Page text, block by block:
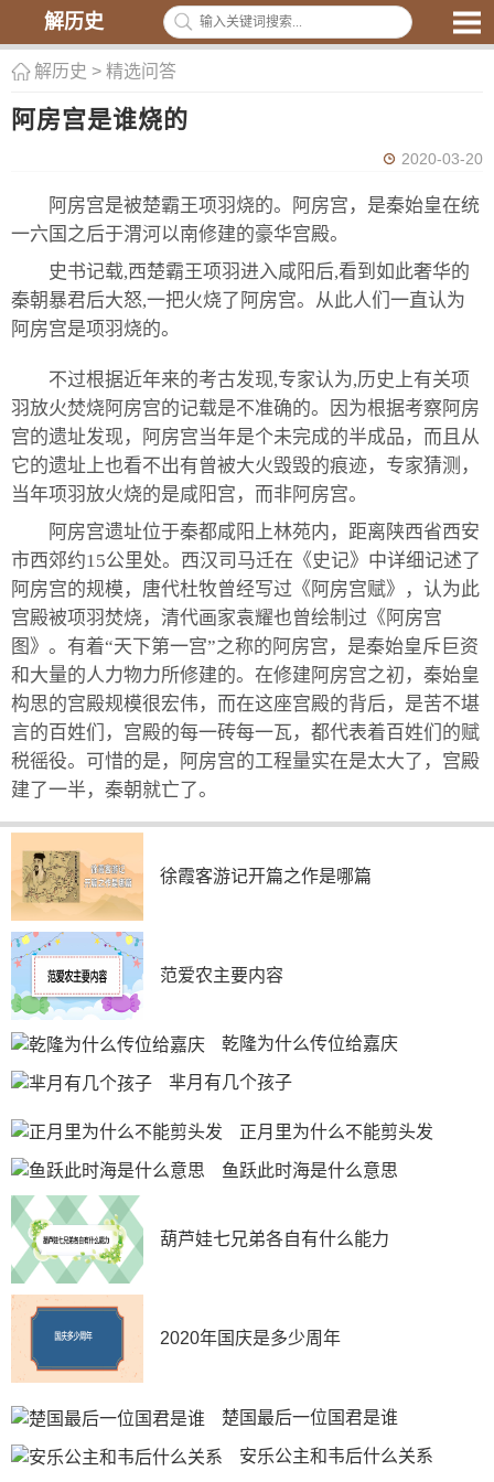
解历史
解历史 > 精选问答
阿房宫是谁烧的
2020-03-20
阿房宫是被楚霸王项羽烧的。阿房宫，是秦始皇在统
一六国之后于渭河以南修建的豪华宫殿。
史书记载,西楚霸王项羽进入咸阳后,看到如此奢华的
秦朝暴君后大怒,一把火烧了阿房宫。从此人们一直认为
阿房宫是项羽烧的。
不过根据近年来的考古发现,专家认为,历史上有关项
羽放火焚烧阿房宫的记载是不准确的。因为根据考察阿房
宫的遗址发现，阿房宫当年是个未完成的半成品，而且从
它的遗址上也看不出有曾被大火毁毁的痕迹，专家猜测，
当年项羽放火烧的是咸阳宫，而非阿房宫。
阿房宫遗址位于秦都咸阳上林苑内，距离陕西省西安
市西郊约15公里处。西汉司马迁在《史记》中详细记述了
阿房宫的规模，唐代杜牧曾经写过《阿房宫赋》，认为此
宫殿被项羽焚烧，清代画家袁耀也曾绘制过《阿房宫
图》。有着“天下第一宫”之称的阿房宫，是秦始皇斥巨资
和大量的人力物力所修建的。在修建阿房宫之初，秦始皇
构思的宫殿规模很宏伟，而在这座宫殿的背后，是苦不堪
言的百姓们，宫殿的每一砖每一瓦，都代表着百姓们的赋
税徭役。可惜的是，阿房宫的工程量实在是太大了，宫殿
建了一半，秦朝就亡了。
徐霞客游记开篇之作是哪篇
范爱农主要内容
乾隆为什么传位给嘉庆
芈月有几个孩子
正月里为什么不能剪头发
鱼跃此时海是什么意思
葫芦娃七兄弟各自有什么能力
2020年国庆是多少周年
楚国最后一位国君是谁
安乐公主和韦后什么关系